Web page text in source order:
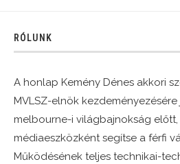
RÓLUNK
A honlap Kemény Dénes akkori
MVLSZ-elnök
melbourne-i világbajnokság
médiaeszközként segítse a férfi
Működésének teljes technikai-